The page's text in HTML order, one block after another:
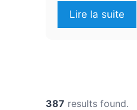
Lire la suite
387 results found.